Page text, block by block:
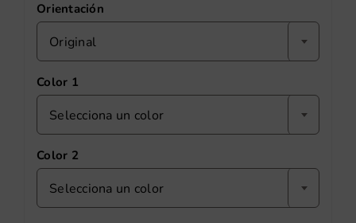
Orientación
Original
Color 1
Selecciona un color
Color 2
Selecciona un color